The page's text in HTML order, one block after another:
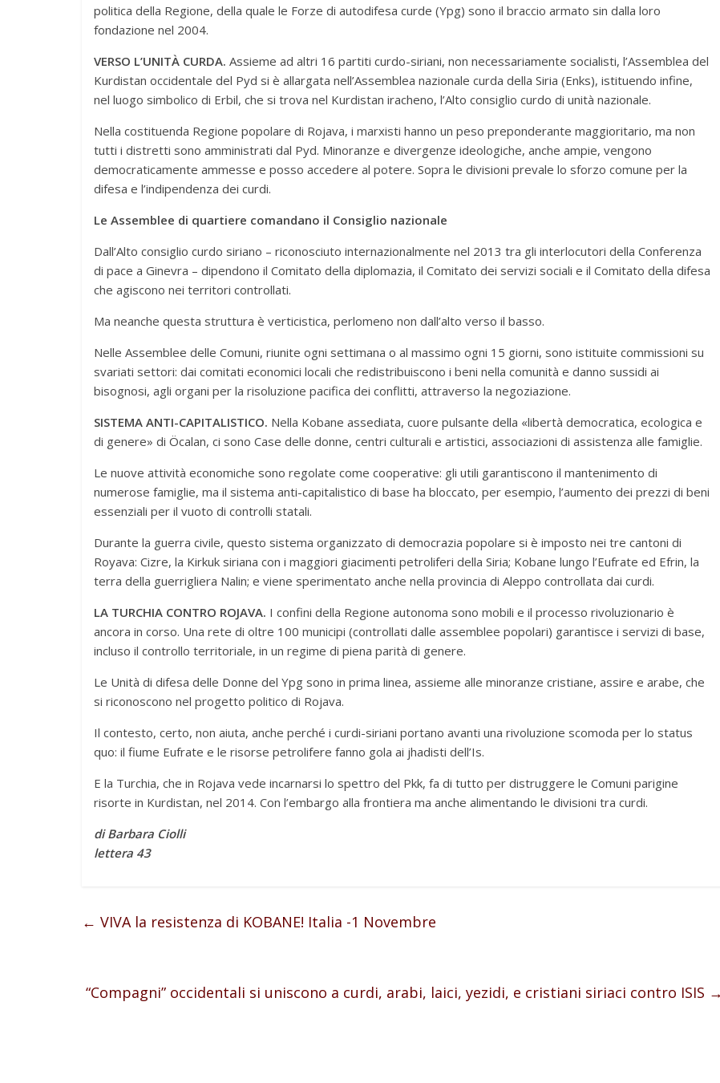
politica della Regione, della quale le Forze di autodifesa curde (Ypg) sono il braccio armato sin dalla loro
fondazione nel 2004.
VERSO L’UNITÀ CURDA. Assieme ad altri 16 partiti curdo-siriani, non necessariamente socialisti, l’Assemblea del
Kurdistan occidentale del Pyd si è allargata nell’Assemblea nazionale curda della Siria (Enks), istituendo infine,
nel luogo simbolico di Erbil, che si trova nel Kurdistan iracheno, l’Alto consiglio curdo di unità nazionale.
Nella costituenda Regione popolare di Rojava, i marxisti hanno un peso preponderante maggioritario, ma non
tutti i distretti sono amministrati dal Pyd. Minoranze e divergenze ideologiche, anche ampie, vengono
democraticamente ammesse e posso accedere al potere. Sopra le divisioni prevale lo sforzo comune per la
difesa e l’indipendenza dei curdi.
Le Assemblee di quartiere comandano il Consiglio nazionale
Dall’Alto consiglio curdo siriano – riconosciuto internazionalmente nel 2013 tra gli interlocutori della Conferenza
di pace a Ginevra – dipendono il Comitato della diplomazia, il Comitato dei servizi sociali e il Comitato della difesa
che agiscono nei territori controllati.
Ma neanche questa struttura è verticistica, perlomeno non dall’alto verso il basso.
Nelle Assemblee delle Comuni, riunite ogni settimana o al massimo ogni 15 giorni, sono istituite commissioni su
svariati settori: dai comitati economici locali che redistribuiscono i beni nella comunità e danno sussidi ai
bisognosi, agli organi per la risoluzione pacifica dei conflitti, attraverso la negoziazione.
SISTEMA ANTI-CAPITALISTICO. Nella Kobane assediata, cuore pulsante della «libertà democratica, ecologica e
di genere» di Öcalan, ci sono Case delle donne, centri culturali e artistici, associazioni di assistenza alle famiglie.
Le nuove attività economiche sono regolate come cooperative: gli utili garantiscono il mantenimento di
numerose famiglie, ma il sistema anti-capitalistico di base ha bloccato, per esempio, l’aumento dei prezzi di beni
essenziali per il vuoto di controlli statali.
Durante la guerra civile, questo sistema organizzato di democrazia popolare si è imposto nei tre cantoni di
Royava: Cizre, la Kirkuk siriana con i maggiori giacimenti petroliferi della Siria; Kobane lungo l’Eufrate ed Efrin, la
terra della guerrigliera Nalin; e viene sperimentato anche nella provincia di Aleppo controllata dai curdi.
LA TURCHIA CONTRO ROJAVA. I confini della Regione autonoma sono mobili e il processo rivoluzionario è
ancora in corso. Una rete di oltre 100 municipi (controllati dalle assemblee popolari) garantisce i servizi di base,
incluso il controllo territoriale, in un regime di piena parità di genere.
Le Unità di difesa delle Donne del Ypg sono in prima linea, assieme alle minoranze cristiane, assire e arabe, che
si riconoscono nel progetto politico di Rojava.
Il contesto, certo, non aiuta, anche perché i curdi-siriani portano avanti una rivoluzione scomoda per lo status
quo: il fiume Eufrate e le risorse petrolifere fanno gola ai jhadisti dell’Is.
E la Turchia, che in Rojava vede incarnarsi lo spettro del Pkk, fa di tutto per distruggere le Comuni parigine
risorte in Kurdistan, nel 2014. Con l’embargo alla frontiera ma anche alimentando le divisioni tra curdi.
di Barbara Ciolli
lettera 43
← VIVA la resistenza di KOBANE! Italia -1 Novembre
“Compagni” occidentali si uniscono a curdi, arabi, laici, yezidi, e cristiani siriaci contro ISIS →